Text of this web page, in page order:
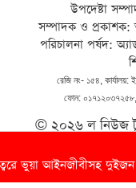
উপদেষ্টা
সম্পাদক ও প্রকাশক:
পরিচালনা পর্ষদ:
রেজি নং- ১৫৪, কার্যালয়:
ফোন:
© ২০২৬ ল নিউজ
আইনজীবীসহ দুইজন আটক,